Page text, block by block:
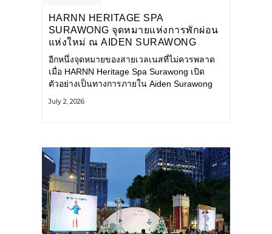
HARNN HERITAGE SPA
SURAWONG จุดหมายแห่งการพักผ่อน
แห่งใหม่ ณ AIDEN SURAWONG
BANGKOK
อีกหนึ่งจุดหมายของสายเวลเนสที่ไม่ควรพลาด
เมื่อ HARNN Heritage Spa Surawong เปิด
ตัวอย่างเป็นทางการภายใน Aiden Surawong
ของเมืองใหญ่ มาสัมผัสประสบการณ์การพักผ่อน
July 2, 2026